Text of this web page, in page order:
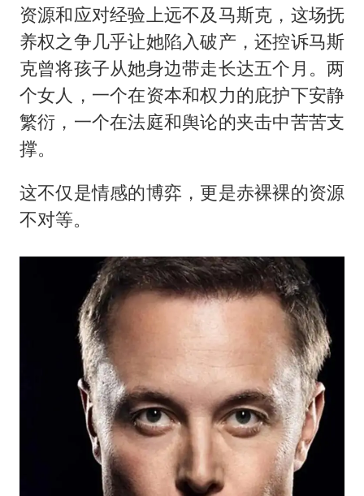
资源和应对经验上远不及马斯克，这场抚
养权之争几乎让她陷入破产，还控诉马斯
克曾将孩子从她身边带走长达五个月。两
个女人，一个在资本和权力的庇护下安静
繁衍，一个在法庭和舆论的夹击中苦苦支
撑。
这不仅是情感的博弈，更是赤裸裸的资源
不对等。